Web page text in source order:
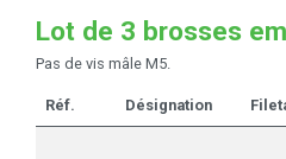
Lot de 3 brosses
Pas de vis mâle M5.
Réf. Désignation